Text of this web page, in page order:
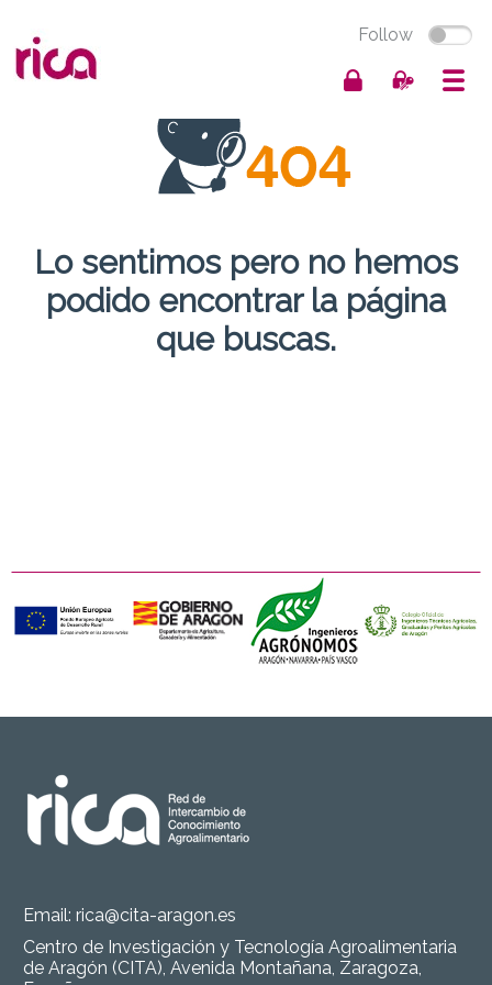
Follow
Lo sentimos pero no hemos
podido encontrar la página
que buscas.
Email: rica@cita-aragon.es
Centro de Investigación y Tecnología Agroalimentaria
de Aragón (CITA), Avenida Montañana, Zaragoza,